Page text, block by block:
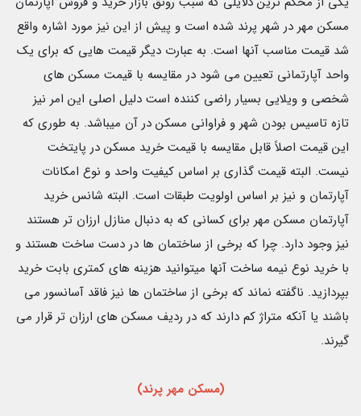
مسکن مهر در شهر پرند شده است و پیش از این نیز مورد اشاره واقع
شد قیمت مناسب آنها است. به عبارت دیگر قیمت هایی که برای یک
واحد آپارتمانی تعیین می شود در مقایسه با قیمت مسکن‌ های
شخصی و ویلایی بسیار راضی کننده است دلیل اصلی این امر نیز
تازه تاسیس بودن شهر و فراوانی مسکن در آن میباشد. به طوری که
این قیمت اصلاً قابل مقایسه با قیمت خرید مسکن در پایتخت
نیست. البته قیمت گذاری بر اساس کیفیت واحد و نوع امکانات
آپارتمان و نیز بر اساس اولویت طبقات است. البته شانس خرید
آپارتمان مسکن مهر برای کسانی که به دنبال منازل ارزان تر هستند
نیز وجود دارد. چرا که برخی از ساختمان‌ ها در دست ساخت هستند و
با خرید نوع نیمه ساخت آنها میتوانید هزینه های کمتری بابت خرید
بپردازید. ناگفته نماند که برخی از ساختمان ها نیز فاقد آسانسور می
باشند یا آنکه متراژ کم دارند که در ردیف مسکن های ارزان تر قرار می
گیرند.
(مسکن مهر پرند)